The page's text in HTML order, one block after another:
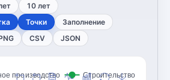
10 лет
Точки Заполнение
CSV JSON
производство Строительство